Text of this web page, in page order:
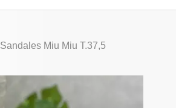
Sandales Miu Miu T.37,5